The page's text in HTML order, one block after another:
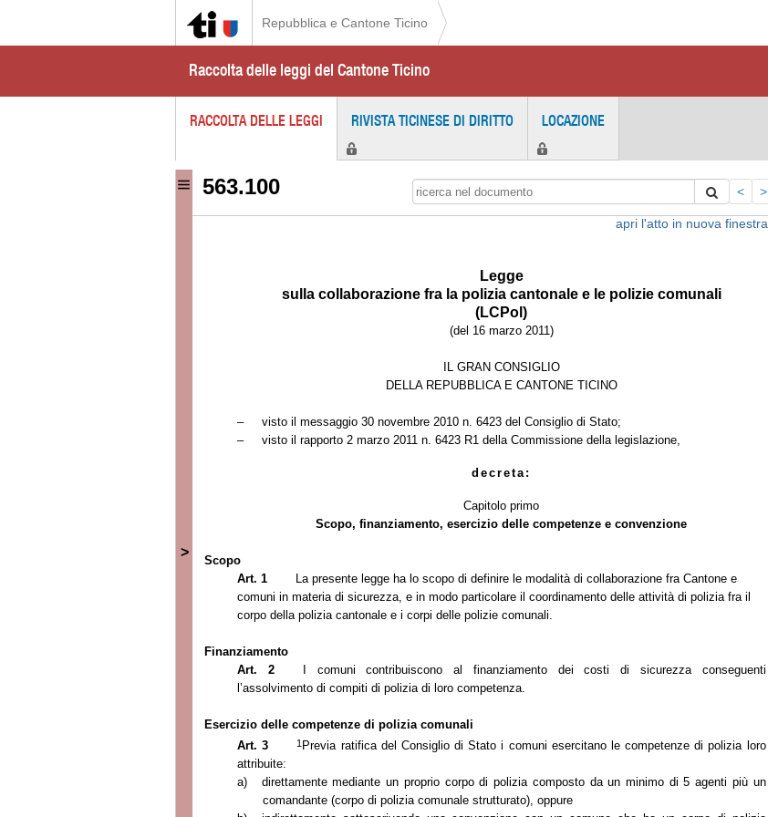
Repubblica e Cantone Ticino
Raccolta delle leggi del Cantone Ticino
RACCOLTA DELLE LEGGI RIVISTA TICINESE DI DIRITTO LOCAZIONE
>
563.100 < >
apri l'atto in nuova finestra
Legge
sulla collaborazione fra la polizia cantonale e le polizie comunali
(LCPol)
(del 16 marzo 2011)
IL GRAN CONSIGLIO
DELLA REPUBBLICA E CANTONE TICINO
– visto il messaggio30 novembre 2010 n. 6423 del Consiglio di Stato;
–
visto il rapporto2 marzo 2011 n. 6423 R1 della Commissione della legislazione,
decreta:
Capitolo primo
Scopo, finanziamento, esercizio delle competenze e convenzione
Scopo
Art. 1
La presente legge ha lo scopo di definire le modalità di collaborazione fra Cantone e
comuni in materia di sicurezza, e in modo particolare il coordinamento delle attività di polizia fra il
corpo della polizia cantonale e i corpi delle polizie comunali.
Finanziamento
Art. 2
I comuni contribuiscono al finanziamento dei costi di sicurezza conseguenti
l’assolvimento di compiti di polizia di loro competenza.
Esercizio delle competenze di polizia comunali
Art. 3
1 Previa ratifica del Consiglio di Stato i comuni esercitano le competenze di polizia loro
attribuite:
a)
direttamente mediante un proprio corpo di polizia composto da un minimo di 5 agenti più un
comandante (corpo di polizia comunale strutturato), oppure